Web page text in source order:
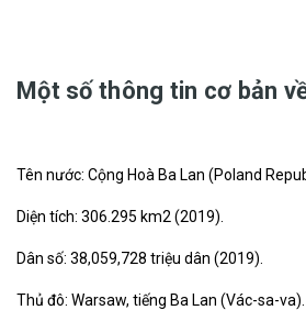
Một số thông tin cơ bản
Tên nước: Cộng Hoà Ba Lan (Poland
Diện tích: 306.295 km2 (2019).
Dân số: 38,059,728 triệu dân (2019).
Thủ đô: Warsaw, tiếng Ba Lan (Vác-sa-va).